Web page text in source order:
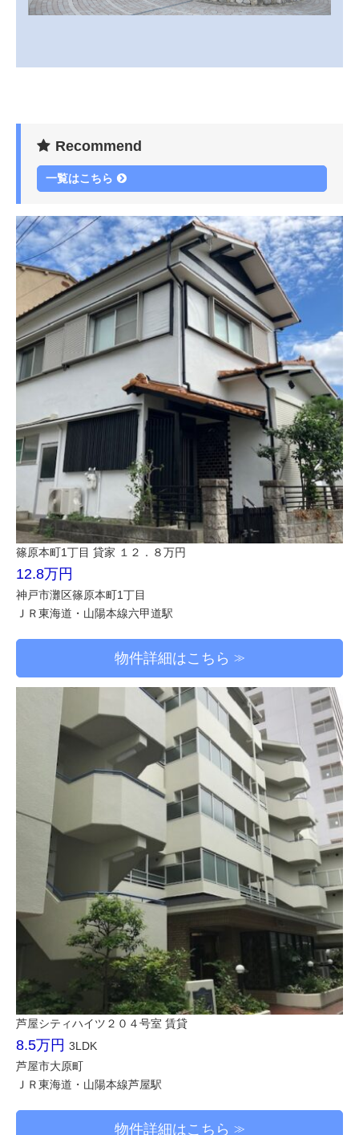
Recommend
一覧はこちら
篠原本町1丁目 貸家 １２．８万円
12.8万円
神戸市灘区篠原本町1丁目
ＪＲ東海道・山陽本線六甲道駅
物件詳細はこちら
芦屋シティハイツ２０４号室 賃貸
8.5万円 3LDK
芦屋市大原町
ＪＲ東海道・山陽本線芦屋駅
物件詳細はこちら